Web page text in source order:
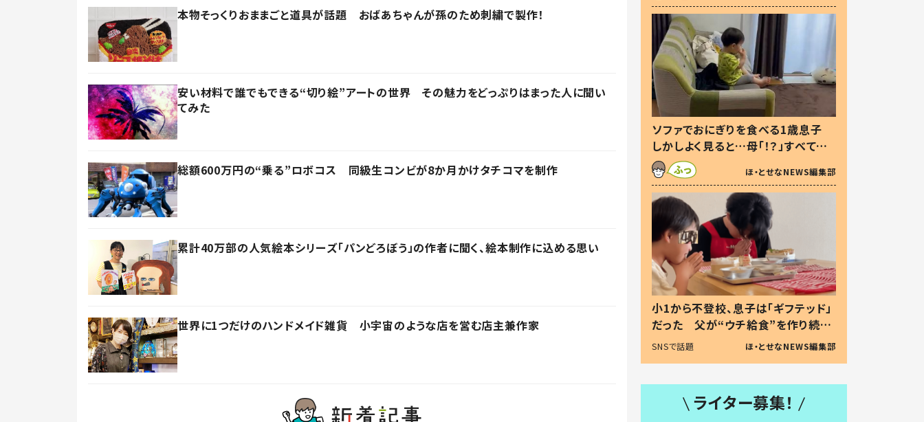
本物そっくりおままごと道具が話題 おばあちゃんが孫のため刺繍で製作！
安い材料で誰でもできる“切り絵”アートの世界 その魅力をどっぷりはまった人に聞い
てみた
総額600万円の“乗る”ロボコス 同級生コンビが8か月かけタチコマを制作
累計40万部の人気絵本シリーズ「パンどろぼう」の作者に聞く、絵本制作に込める思い
世界に1つだけのハンドメイド雑貨 小宇宙のような店を営む店主兼作家
ソファでおにぎりを食べる1歳息子
しかしよく見ると…母「！？」すべてを
察した母の投稿に「可愛いから許
す！」「現行犯〜」
ほ・とせなNEWS編集部
小1から不登校、息子は「ギフテッド」
だった 父が“ウチ給食”を作り続け
る理由とは #令和の親 #令和の子
SNSで話題 ほ・とせなNEWS編集部
ライター募集！